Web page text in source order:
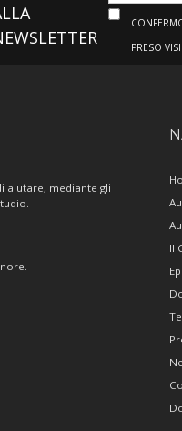
PRESO
aiutare, mediante gli
Il